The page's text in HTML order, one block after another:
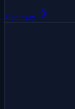
Đọc ngay arrow_forward_ios